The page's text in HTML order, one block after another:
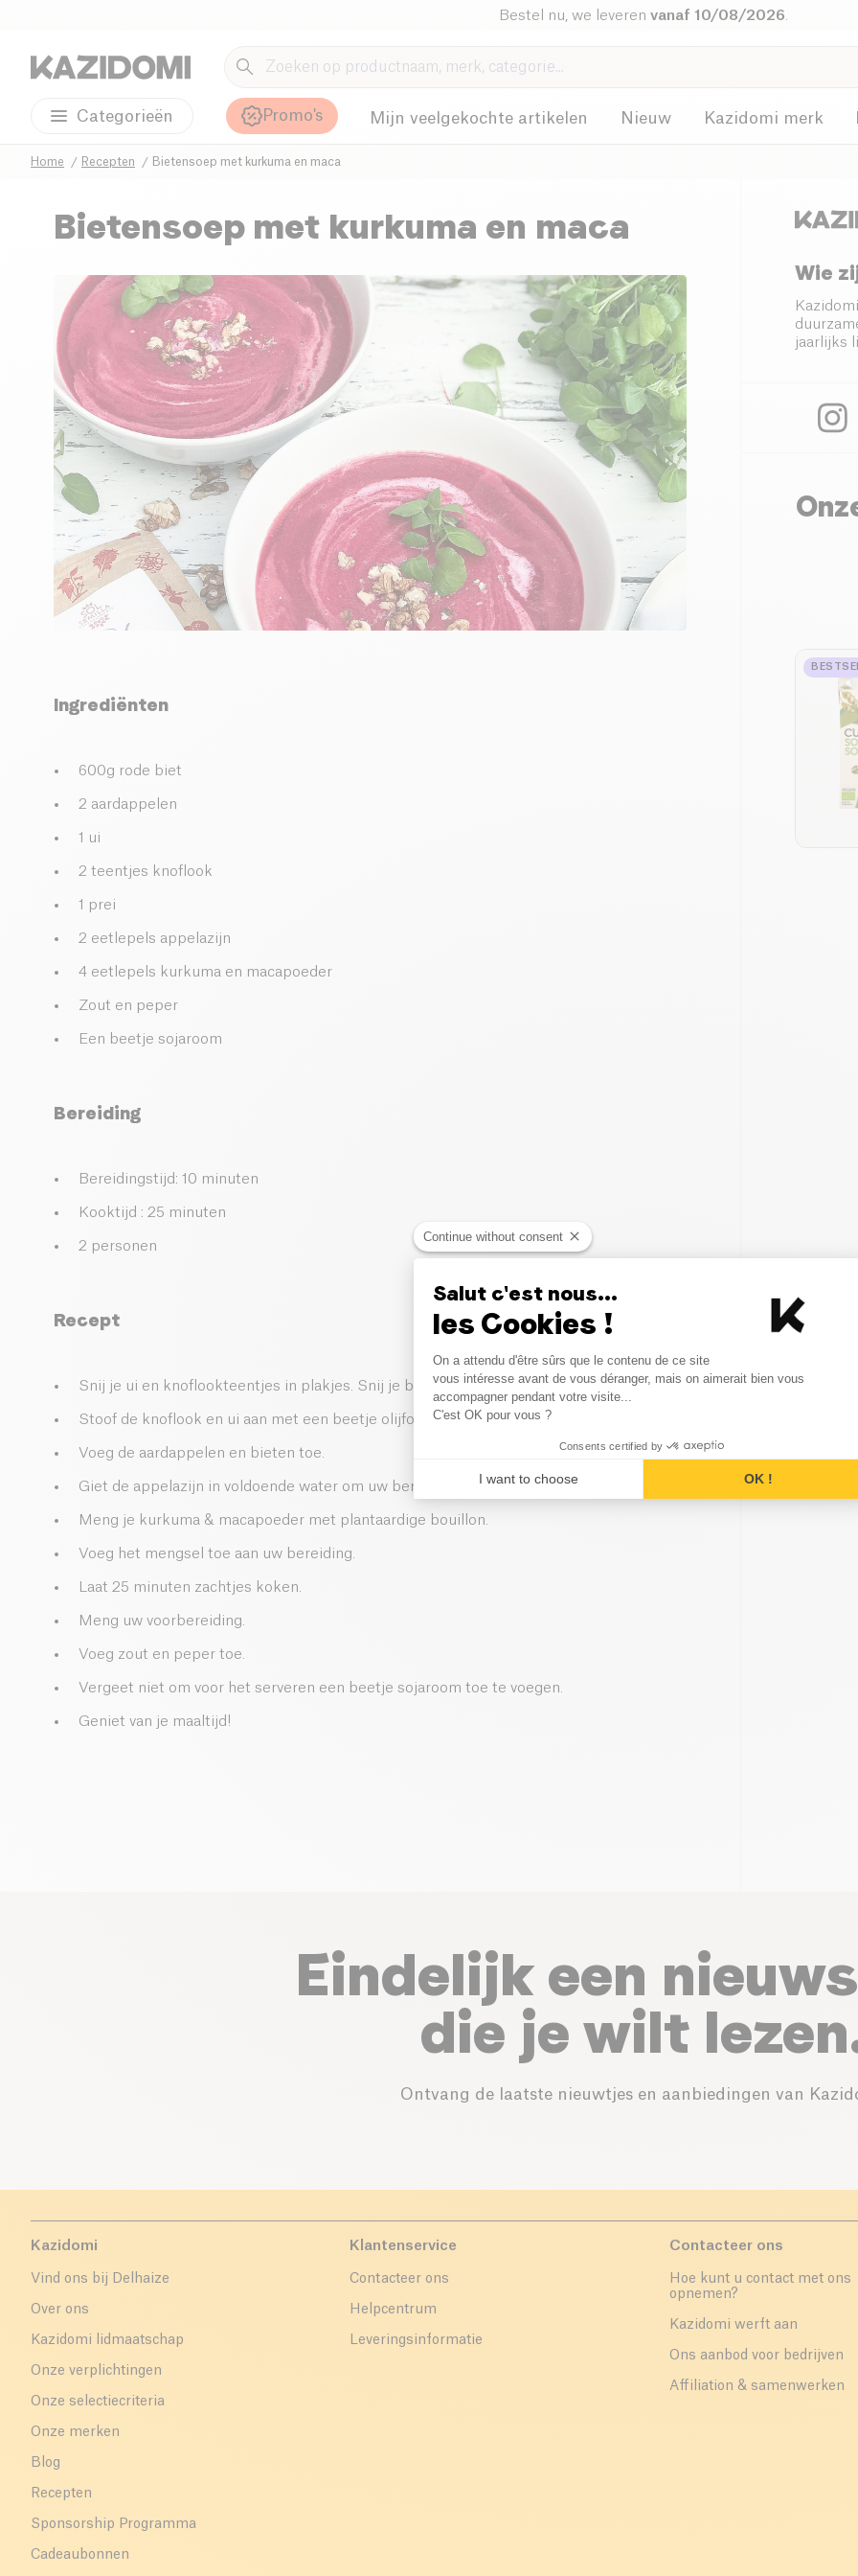
Bestel nu, we leveren vanaf 10/08/2026
Categorieën Promo's Mijn veelgekochte artikelen Nieuw Kazidomi merk
Home Recepten Bietensoep met kurkuma en maca
Bietensoep met kurkuma en maca
Ingrediënten
600g rode biet
2 aardappelen
1 ui
2 teentjes knoflook
1 prei
2 eetlepels appelazijn
4 eetlepels kurkuma en macapoeder
Zout en peper
Een beetje sojaroom
Bereiding
Bereidingstijd: 10 minuten
Kooktijd : 25 minuten
2 personen
Recept
Snij je ui en knoflookteentjes in plakjes. Snij je bieten en aardappelen in blokjes.
Stoof de knoflook en ui aan met een beetje olijfolie.
Voeg de aardappelen en bieten toe.
Giet de appelazijn in voldoende water om uw bereiding af te dekken.
Meng je kurkuma & macapoeder met plantaardige bouillon.
Voeg het mengsel toe aan uw bereiding.
Laat 25 minuten zachtjes koken.
Meng uw voorbereiding.
Voeg zout en peper toe.
Vergeet niet om voor het serveren een beetje sojaroom toe te voegen.
Geniet van je maaltijd!
Wie
jaarlijks
Eindelijk een
die je wilt
Ontvang de laatste nieuwtjes en aanbiedingen van
Kazidomi
Vind ons bij Delhaize
Over ons
Kazidomi lidmaatschap
Onze verplichtingen
Onze selectiecriteria
Onze merken
Blog
Recepten
Sponsorship Programma
Cadeaubonnen
Klantenservice
Contacteer ons
Helpcentrum
Leveringsinformatie
Contacteer ons
Hoe kunt u contact met ons
opnemen?
Kazidomi werft aan
Ons aanbod voor bedrijven
Affiliation & samenwerken
Continue without consent
Salut c'est nous...
les Cookies !
Consent Management
On a attendu d'être sûrs que le contenu de ce site
vous intéresse avant de vous déranger, mais on aimerait bien vous
accompagner pendant votre visite...
C'est OK pour vous ?
Consents certified by
I want to choose OK !
Axeptio consent